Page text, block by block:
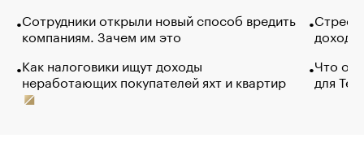
Сотрудники открыли новый способ вредить
компаниям. Зачем им это
Как налоговики ищут доходы
неработающих покупателей яхт и квартир
Что
для